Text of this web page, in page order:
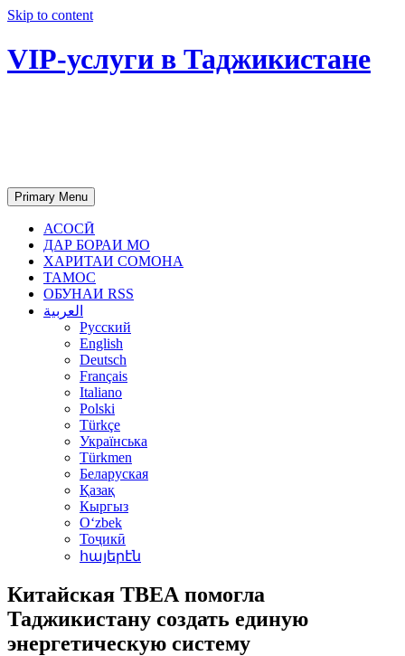
Skip to content
VIP-услуги в Таджикистане
Primary Menu
АСОСӢ
ДАР БОРАИ МО
ХАРИТАИ СОМОНА
ТАМОС
ОБУНАИ RSS
العربية
Русский
English
Deutsch
Français
Italiano
Polski
Türkçe
Українська
Türkmen
Беларуская
Қазақ
Кыргыз
Oʻzbek
Тоҷикӣ
հայերէն
Китайская ТВЕА помогла
Таджикистану создать единую
энергетическую систему